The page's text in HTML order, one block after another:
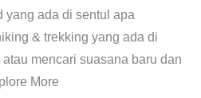
yang ada di sentul apa
& trekking yang ada di
mencari suasana baru dan
More